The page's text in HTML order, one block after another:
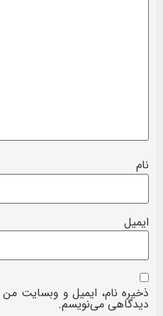
نام
ایمیل
ذخیره نام، ایمیل و وبسایت من
دیدگاهی می‌نویسم.